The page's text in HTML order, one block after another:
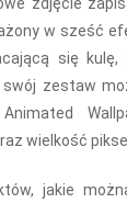
zdjęcie
w sześć
się
zestaw
wielkość
jakie